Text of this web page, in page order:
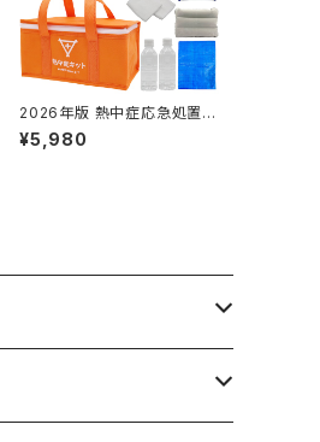
2026年版 熱中症応急処置セ
ット Lサイズ フラバ 【義務化対
応】熱中症対策キット 応急処
¥5,980